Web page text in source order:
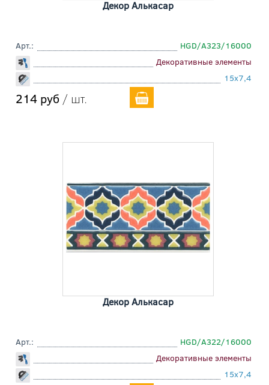
Декор Алькасар
Арт.:
HGD/A323/16000
Декоративные элементы
15x7,4
214 руб / шт.
Декор Алькасар
Арт.:
HGD/A322/16000
Декоративные элементы
15x7,4